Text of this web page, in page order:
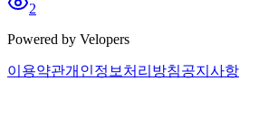
2
Powered by Velopers
이용약관개인정보처리방침공지사항